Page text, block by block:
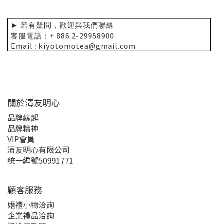
► 若有疑問，歡迎與我們聯絡
客服電話： + 886 2-29958900
Email : kiyotomotea@gmail.com
關於清友明心
品牌緣起
品牌精神
VIP會員
清友明心有限公司
統一編號50991771
顧客服務
婚禮小物洽詢
企業禮品洽詢